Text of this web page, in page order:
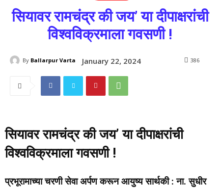
सियावर रामचंद्र की जय’ या दीपाक्षरांची
विश्वविक्रमाला गवसणी !
By Ballarpur Varta January 22, 2024 386
सियावर रामचंद्र की जय’ या दीपाक्षरांची
विश्वविक्रमाला गवसणी !
प्रभूरामाच्या चरणी सेवा अर्पण करून आयुष्य सार्थकी : ना. सुधीर